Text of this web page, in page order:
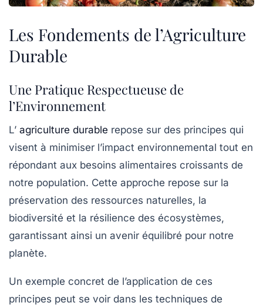
Les Fondements de l’Agriculture
Durable
Une Pratique Respectueuse de
l’Environnement
L’ agriculture durable repose sur des principes qui
visent à minimiser l’impact environnemental tout en
répondant aux besoins alimentaires croissants de
notre population. Cette approche repose sur la
préservation des ressources naturelles, la
biodiversité et la résilience des écosystèmes,
garantissant ainsi un avenir équilibré pour notre
planète.
Un exemple concret de l’application de ces
principes peut se voir dans les techniques de